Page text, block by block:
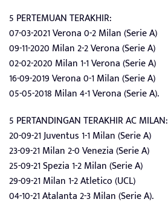
5 PERTEMUAN TERAKHIR:
07-03-2021 Verona 0-2 Milan (Serie A)
09-11-2020 Milan 2-2 Verona (Serie A)
02-02-2020 Milan 1-1 Verona (Serie A)
16-09-2019 Verona 0-1 Milan (Serie A)
05-05-2018 Milan 4-1 Verona (Serie A).
5 PERTANDINGAN TERAKHIR AC MILAN:
20-09-21 Juventus 1-1 Milan (Serie A)
23-09-21 Milan 2-0 Venezia (Serie A)
25-09-21 Spezia 1-2 Milan (Serie A)
29-09-21 Milan 1-2 Atletico (UCL)
04-10-21 Atalanta 2-3 Milan (Serie A).